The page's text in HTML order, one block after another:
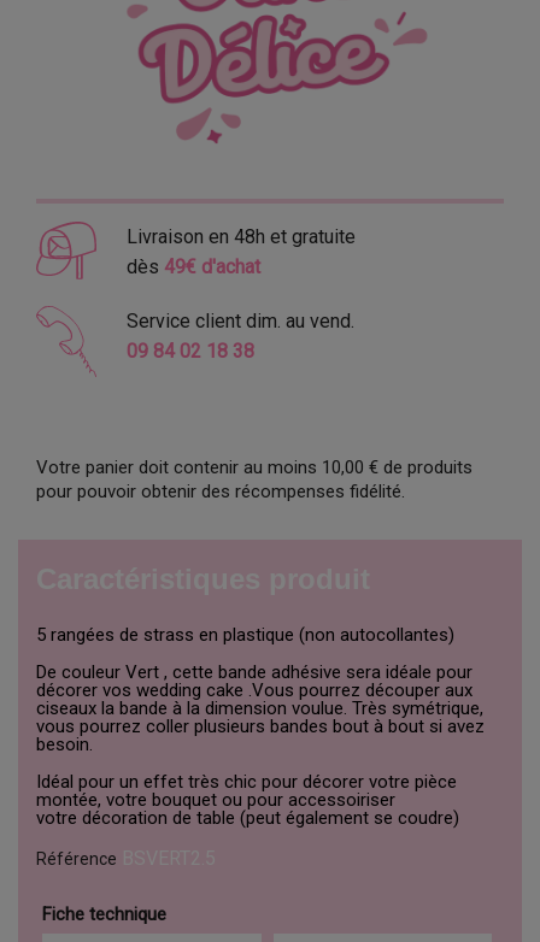
Livraison en 48h et gratuite
dès 49€ d'achat
Service client dim. au vend.
09 84 02 18 38
Votre panier doit contenir au moins 10,00 € de produits
pour pouvoir obtenir des récompenses fidélité.
5 rangées de strass en plastique (non autocollantes)
De couleur Vert , cette bande adhésive sera idéale pour
décorer vos wedding cake .Vous pourrez découper aux
ciseaux la bande à la dimension voulue. Très symétrique,
vous pourrez coller plusieurs bandes bout à bout si avez
besoin.
Idéal pour un effet très chic pour décorer votre pièce
montée, votre bouquet ou pour accessoiriser
votre décoration de table (peut également se coudre)
Référence
Fiche technique